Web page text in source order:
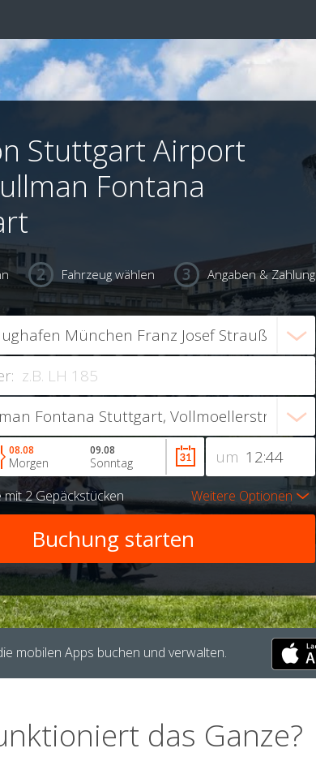
Stuttgart Airport
Fontana
Fahrzeug wählen Angaben & Zahlung
um
08.08
Morgen
09.08
Sonntag
mit2 Gepäckstücken Weitere Optionen
mobilen Apps buchen und verwalten.
das Ganze?